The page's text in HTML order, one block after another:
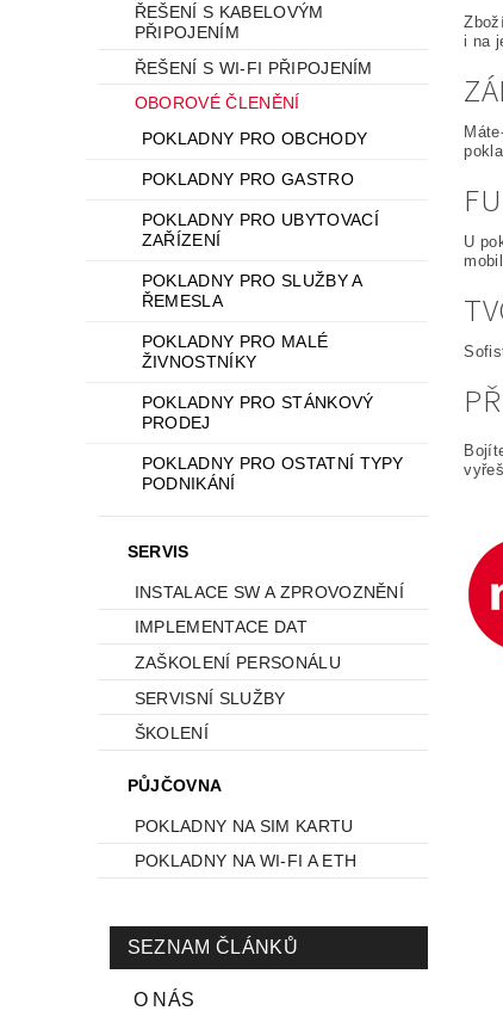
ŘEŠENÍ S KABELOVÝM
PŘIPOJENÍM
ŘEŠENÍ S WI-FI PŘIPOJENÍM
OBOROVÉ ČLENĚNÍ
POKLADNY PRO OBCHODY
POKLADNY PRO GASTRO
POKLADNY PRO UBYTOVACÍ
ZAŘÍZENÍ
POKLADNY PRO SLUŽBY A
ŘEMESLA
POKLADNY PRO MALÉ
ŽIVNOSTNÍKY
POKLADNY PRO STÁNKOVÝ
PRODEJ
POKLADNY PRO OSTATNÍ TYPY
PODNIKÁNÍ
SERVIS
INSTALACE SW A ZPROVOZNĚNÍ
IMPLEMENTACE DAT
ZAŠKOLENÍ PERSONÁLU
SERVISNÍ SLUŽBY
ŠKOLENÍ
PŮJČOVNA
POKLADNY NA SIM KARTU
POKLADNY NA WI-FI A ETH
SEZNAM ČLÁNKŮ
O NÁS
i na
U